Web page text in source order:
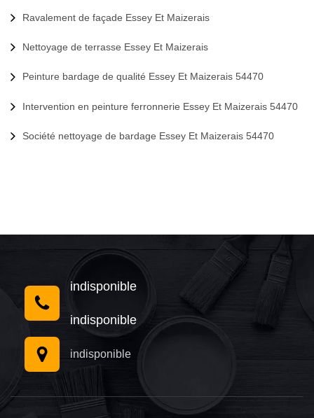
Ravalement de façade Essey Et Maizerais
Nettoyage de terrasse Essey Et Maizerais
Peinture bardage de qualité Essey Et Maizerais 54470
Intervention en peinture ferronnerie Essey Et Maizerais 54470
Société nettoyage de bardage Essey Et Maizerais 54470
indisponible
indisponible
indisponible